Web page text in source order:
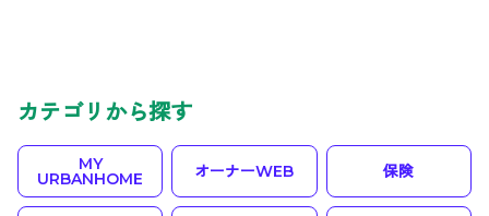
カテゴリから探す
MY
URBANHOME オーナーWEB 保険